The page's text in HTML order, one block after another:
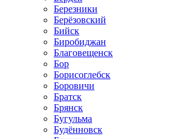
Березники
Берёзовский
Бийск
Биробиджан
Благовещенск
Бор
Борисоглебск
Боровичи
Братск
Брянск
Бугульма
Будённовск